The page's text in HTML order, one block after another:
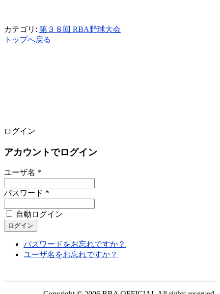
カテゴリ: 第３８回 RBA野球大会
トップへ戻る
ログイン
アカウントでログイン
ユーザ名 *
パスワード *
自動ログイン
パスワードをお忘れですか？
ユーザ名をお忘れですか？